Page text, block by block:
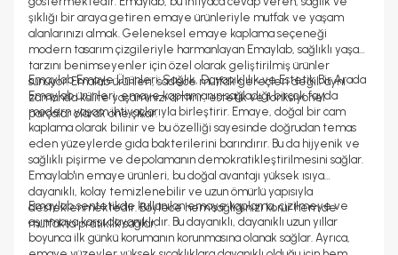
şıklığı bir araya getiren emaye ürünleriyle mutfak ve yaşam
alanlarınızı almak. Geleneksel emaye kaplama seçeneği
modern tasarım çizgileriyle harmanlayan Emaylab, sağlıklı yaşam
tarzını benimseyenler için özel olarak geliştirilmiş ürünler
sunuyor. Emalab ürünleri, sadece mutfak gereçleri değil; aynı
zamanda kalite yaşamınızı arttırır, estetik ve fonksiyonel
parçalar olarak öne çıkar.
Emaylab Emaye Ürünleri: Sağlık, Dayanıklılık ve Estetik Bir Arada
Emaylab ürünleri, emaye kaplamanın sağladığı birçok fayda
modern yaşam ihtiyaçlarıyla birleştirir. Emaye, doğal bir cam
kaplama olarak bilinir ve bu özelliği sayesinde doğrudan temas
eden yüzeylerde gıda bakterilerini barındırır. Bu da hijyenik ve
sağlıklı pişirme ve depolamanın demokratikleştirilmesini sağlar.
Emaylab'ın emaye ürünleri, bu doğal avantajı yüksek ısıya
dayanıklı, kolay temizlenebilir ve uzun ömürlü yapısıyla
desteklenmektedir. Böylece hem sağlığınızı korur hem de
mutfakta pratiklik sağlar.
Emaylab sentetikde kullanılan emaye kaplama, çizilmeye ve
aşınmaya karşı dayanıklıdır. Bu dayanıklı, dayanıklı uzun yıllar
boyunca ilk günkü korumanın korunmasına olanak sağlar. Ayrıca,